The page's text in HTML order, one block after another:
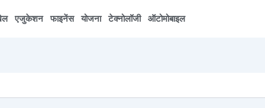
एजुकेशन फाइनेंस योजना टेक्नोलॉजी ऑटोमोबाइल